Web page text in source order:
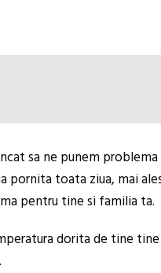
sa ne punem
pornita toata ziua, mai
pentru tine si familia ta.
dorita de tine